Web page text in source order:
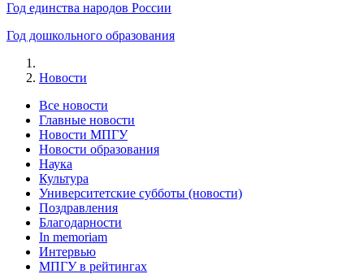
Год единства народов России
Год дошкольного образования
Новости
Все новости
Главные новости
Новости МПГУ
Новости образования
Наука
Культура
Университетские субботы (новости)
Поздравления
Благодарности
In memoriam
Интервью
МПГУ в рейтингах